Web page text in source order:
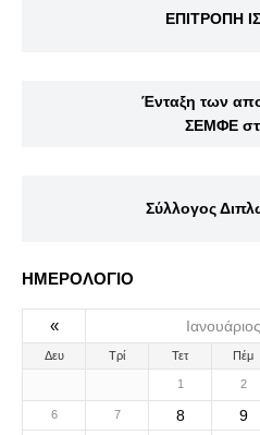
ΕΠΙΤΡΟΠΗ
Ένταξη των
ΣΕΜΦΕ
Σύλλογος
ΗΜΕΡΟΛΟΓΙΟ
«
Δευ Τρί Τετ Πέμ
1 2
6 7 8 9